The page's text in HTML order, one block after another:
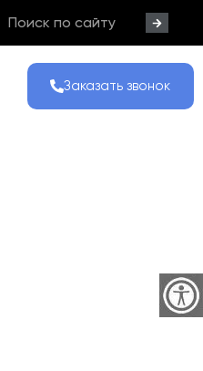
Заказать звонок